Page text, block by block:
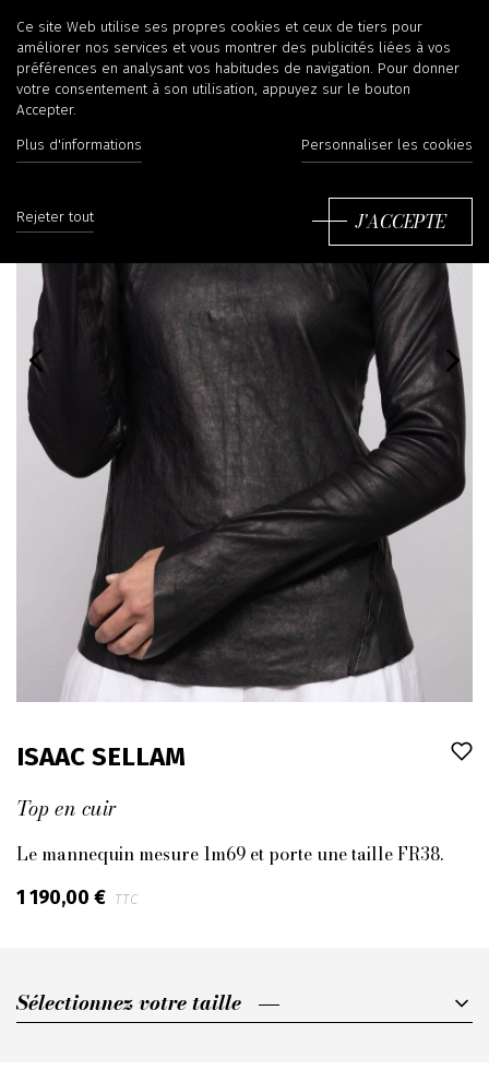
ISAAC SELLAM
Top en cuir
Le mannequin mesure 1m69 et porte une taille FR38.
1 190,00 € TTC
Sélectionnez votre taille
Sélectionnez votre taille
Ce site Web utilise ses propres cookies et ceux de tiers pour
améliorer nos services et vous montrer des publicités liées à vos
préférences en analysant vos habitudes de navigation. Pour donner
votre consentement à son utilisation, appuyez sur le bouton
Accepter.
Plus d'informations Personnaliser les cookies
Rejeter tout J'ACCEPTE